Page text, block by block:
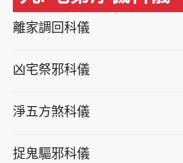
離家調回科儀
凶宅祭邪科儀
淨五方煞科儀
捉鬼驅邪科儀